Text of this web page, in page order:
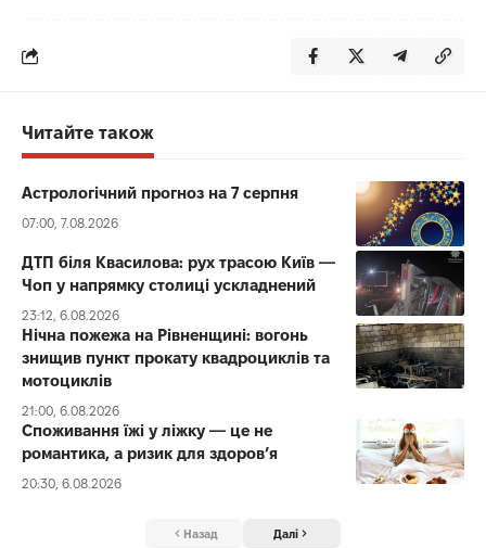
Читайте також
Астрологічний прогноз на 7 серпня
07:00, 7.08.2026
ДТП біля Квасилова: рух трасою Київ —
Чоп у напрямку столиці ускладнений
23:12, 6.08.2026
Нічна пожежа на Рівненщині: вогонь
знищив пункт прокату квадроциклів та
мотоциклів
21:00, 6.08.2026
Споживання їжі у ліжку — це не
романтика, а ризик для здоров’я
20:30, 6.08.2026
Назад Далі